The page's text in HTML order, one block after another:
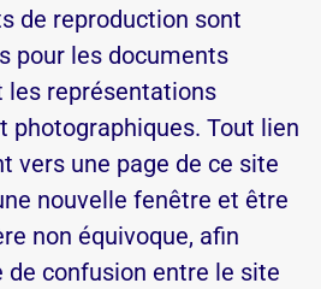
de reproduction sont
pour les documents
les représentations
photographiques. Tout lien
vers une page de ce site
nouvelle fenêtre et être
non équivoque, afin
de confusion entre le site